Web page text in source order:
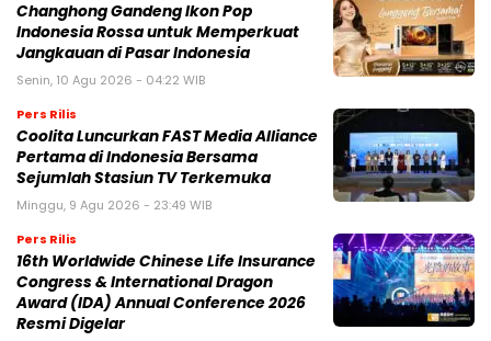
Changhong Gandeng Ikon Pop
Indonesia Rossa untuk Memperkuat
Jangkauan di Pasar Indonesia
Senin, 10 Agu 2026 - 04:22 WIB
Pers Rilis
Coolita Luncurkan FAST Media Alliance
Pertama di Indonesia Bersama
Sejumlah Stasiun TV Terkemuka
Minggu, 9 Agu 2026 - 23:49 WIB
Pers Rilis
16th Worldwide Chinese Life Insurance
Congress & International Dragon
Award (IDA) Annual Conference 2026
Resmi Digelar